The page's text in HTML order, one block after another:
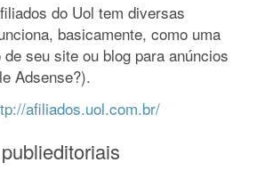
do Uol tem diversas
basicamente, como uma
seu site ou blog para anúncios
Adsense?).
afiliados.uol.com.br/